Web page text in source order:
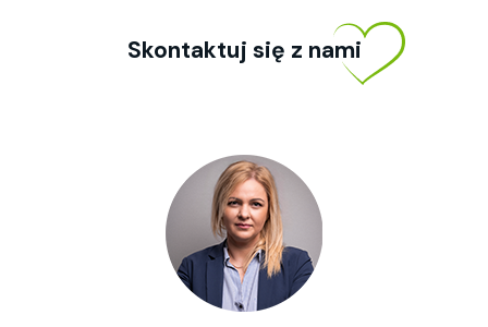
Skontaktuj się z nami